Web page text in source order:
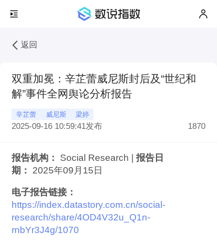
返回
双重加冕：辛芷蕾威尼斯封后及“世纪和
解”事件全网舆论分析报告
辛芷蕾 威尼斯 梁婷
2025-09-16 10:59:41发布 1870
报告机构： Social Research | 报告日
期：
2025年09月15日
电子报告链接：
https://index.datastory.com.cn/social-
research/share/4OD4V32u_Q1n-
rnbYr3J4g/1070